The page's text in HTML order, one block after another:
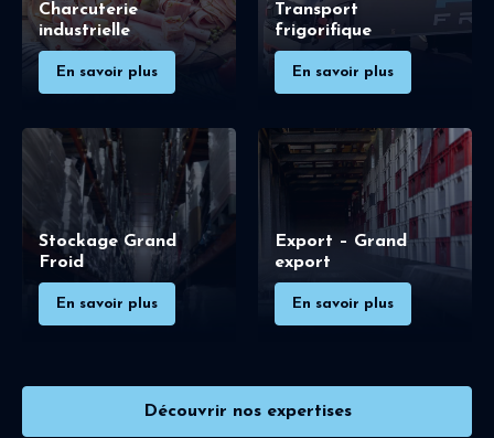
Charcuterie
industrielle
En savoir plus
Transport
frigorifique
En savoir plus
Stockage Grand
Froid
En savoir plus
Export – Grand
export
En savoir plus
Découvrir nos expertises